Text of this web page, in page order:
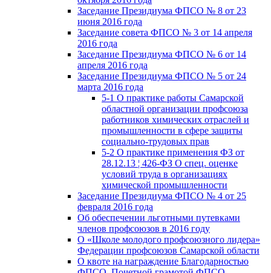
Заседание Президиума ФПСО № 8 от 23
июня 2016 года
Заседание совета ФПСО № 3 от 14 апреля
2016 года
Заседание Президиума ФПСО № 6 от 14
апреля 2016 года
Заседание Президиума ФПСО № 5 от 24
марта 2016 года
5-1 О практике работы Самарской
областной организации профсоюза
работников химических отраслей и
промышленности в сфере защиты
социально-трудовых прав
5-2 О практике применения ФЗ от
28.12.13 ¦ 426-ФЗ О спец. оценке
условий труда в организациях
химической промышленности
Заседание Президиума ФПСО № 4 от 25
февраля 2016 года
Об обеспечении льготными путевками
членов профсоюзов в 2016 году
О «Школе молодого профсоюзного лидера»
Федерации профсоюзов Самарской области
О квоте на награждение Благодарностью